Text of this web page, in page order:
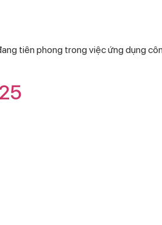
tiên phong trong việc ứng dụng